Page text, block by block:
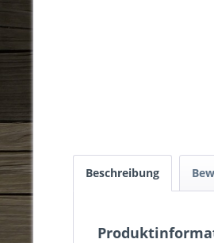
Beschreibung